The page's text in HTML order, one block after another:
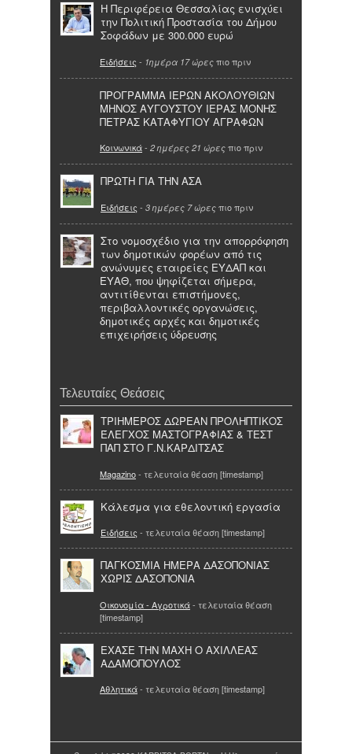
Η Περιφέρεια Θεσσαλίας ενισχύει
την Πολιτική Προστασία του Δήμου
Σοφάδων με 300.000 ευρώ
Ειδήσεις - 1ημέρα 17 ώρες πιο πριν
ΠΡΟΓΡΑΜΜΑ ΙΕΡΩΝ ΑΚΟΛΟΥΘΙΩΝ
ΜΗΝΟΣ ΑΥΓΟΥΣΤΟΥ ΙΕΡΑΣ ΜΟΝΗΣ
ΠΕΤΡΑΣ ΚΑΤΑΦΥΓΙΟΥ ΑΓΡΑΦΩΝ
Κοινωνικά- 2 ημέρες 21 ώρες πιο πριν
ΠΡΩΤΗ ΓΙΑ ΤΗΝ ΑΣΑ
Ειδήσεις - 3 ημέρες 7 ώρες πιο πριν
Στο νομοσχέδιο για την απορρόφηση
των δημοτικών φορέων από τις
ανώνυμες εταιρείες ΕΥΔΑΠ και
ΕΥΑΘ, που ψηφίζεται σήμερα,
αντιτίθενται επιστήμονες,
περιβαλλοντικές οργανώσεις,
δημοτικές αρχές και δημοτικές
επιχειρήσεις ύδρευσης
Τελευταίες Θεάσεις
ΤΡΙΗΜΕΡΟΣ ΔΩΡΕΑΝ ΠΡΟΛΗΠΤΙΚΟΣ
ΈΛΕΓΧΟΣ ΜΑΣΤΟΓΡΑΦΙΑΣ & ΤΕΣΤ
ΠΑΠ ΣΤΟ Γ.Ν.ΚΑΡΔΙΤΣΑΣ
Magazino- τελευταία θέαση [timestamp]
Κάλεσμα για εθελοντική εργασία
Ειδήσεις - τελευταία θέαση [timestamp]
ΠΑΓΚΟΣΜΙΑ ΗΜΕΡΑ ΔΑΣΟΠΟΝΙΑΣ
ΧΩΡΙΣ ΔΑΣΟΠΟΝΙΑ
Οικονομία - Αγροτικά- τελευταία θέαση
[timestamp]
ΕΧΑΣΕ ΤΗΝ ΜΑΧΗ Ο ΑΧΙΛΛΕΑΣ
ΑΔΑΜΟΠΟΥΛΟΣ
Αθλητικά- τελευταία θέαση [timestamp]